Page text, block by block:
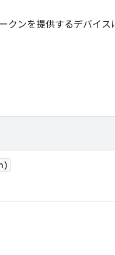
クンを提供するデバイス